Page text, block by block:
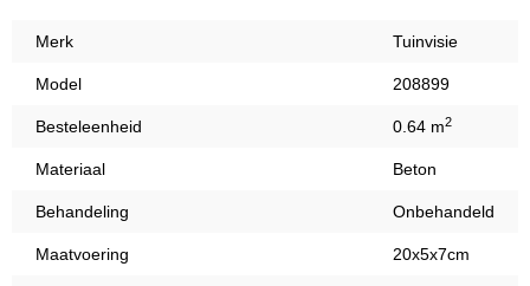
Merk Tuinvisie
Model 208899
Besteleenheid 0.64 m2
Materiaal Beton
Behandeling Onbehandeld
Maatvoering 20x5x7cm